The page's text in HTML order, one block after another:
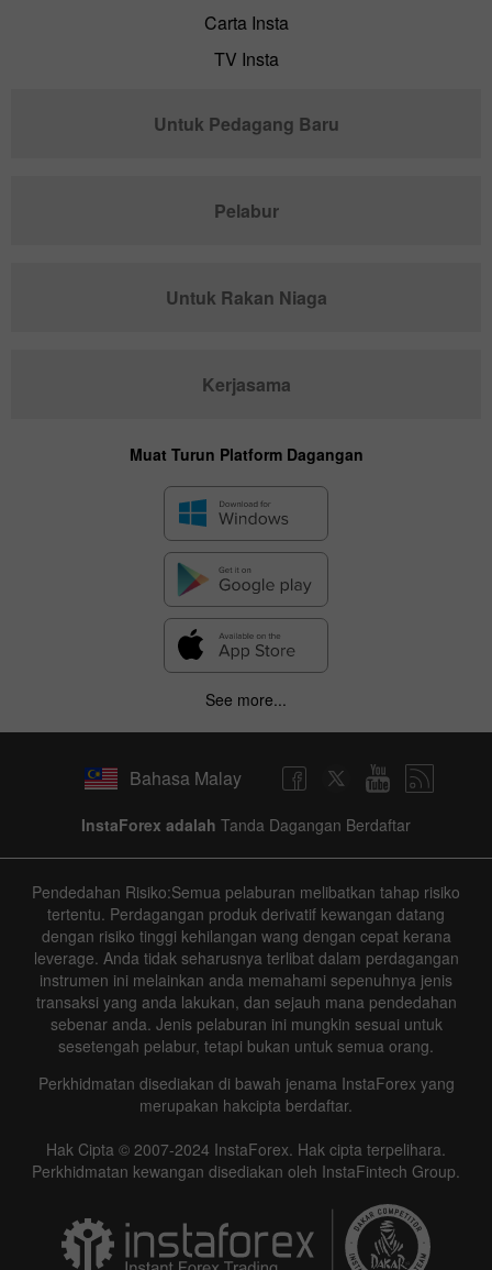
Carta Insta
TV Insta
Untuk Pedagang Baru
Pelabur
Untuk Rakan Niaga
Kerjasama
Muat Turun Platform Dagangan
See more...
Bahasa Malay
InstaForex adalah Tanda Dagangan Berdaftar
Pendedahan Risiko:Semua pelaburan melibatkan tahap risiko
tertentu. Perdagangan produk derivatif kewangan datang
dengan risiko tinggi kehilangan wang dengan cepat kerana
leverage. Anda tidak seharusnya terlibat dalam perdagangan
instrumen ini melainkan anda memahami sepenuhnya jenis
transaksi yang anda lakukan, dan sejauh mana pendedahan
sebenar anda. Jenis pelaburan ini mungkin sesuai untuk
sesetengah pelabur, tetapi bukan untuk semua orang.
Perkhidmatan disediakan di bawah jenama InstaForex yang
merupakan hakcipta berdaftar.
Hak Cipta © 2007-2024 InstaForex. Hak cipta terpelihara.
Perkhidmatan kewangan disediakan oleh InstaFintech Group.